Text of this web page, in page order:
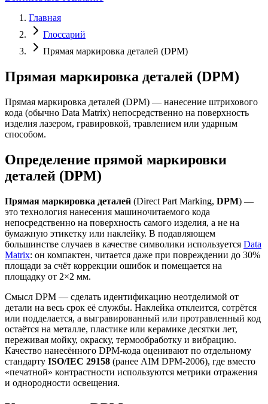
Главная
Глоссарий
Прямая маркировка деталей (DPM)
Прямая маркировка деталей (DPM)
Прямая маркировка деталей (DPM) — нанесение штрихового
кода (обычно Data Matrix) непосредственно на поверхность
изделия лазером, гравировкой, травлением или ударным
способом.
Определение прямой маркировки
деталей (DPM)
Прямая маркировка деталей (Direct Part Marking, DPM) —
это технология нанесения машиночитаемого кода
непосредственно на поверхность самого изделия, а не на
бумажную этикетку или наклейку. В подавляющем
большинстве случаев в качестве символики используется Data
Matrix: он компактен, читается даже при повреждении до 30%
площади за счёт коррекции ошибок и помещается на
площадку от 2×2 мм.
Смысл DPM — сделать идентификацию неотделимой от
детали на весь срок её службы. Наклейка отклеится, сотрётся
или подделается, а выгравированный или протравленный код
остаётся на металле, пластике или керамике десятки лет,
переживая мойку, окраску, термообработку и вибрацию.
Качество нанесённого DPM-кода оценивают по отдельному
стандарту ISO/IEC 29158 (ранее AIM DPM-2006), где вместо
«печатной» контрастности используются метрики отражения
и однородности освещения.